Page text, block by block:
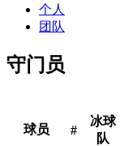
个人
团队
守门员
球员 #
冰球
队